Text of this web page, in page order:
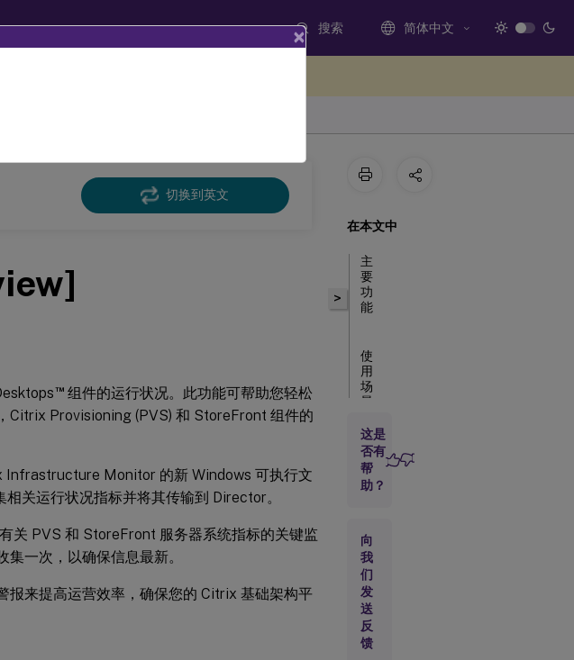
搜索 简体中文
切换到英文
™组件的运行状况。此功能可帮助您轻松
Citrix Provisioning (PVS) 和 StoreFront 组件的
Monitor 的新 Windows 可执行文
关运行状况指标并将其传输到 Director。
关 PVS 和 StoreFront 服务器系统指标的关键监
一次，以确保信息最新。
报来提高运营效率，确保您的 Citrix 基础架构平
>
在本文中
主
要
功
能
使
用
场
景
先
决
条
件
如
何
开
始
使
用
基
础
这是
否有
帮
助？
向
我
们
发
送
反
馈
×